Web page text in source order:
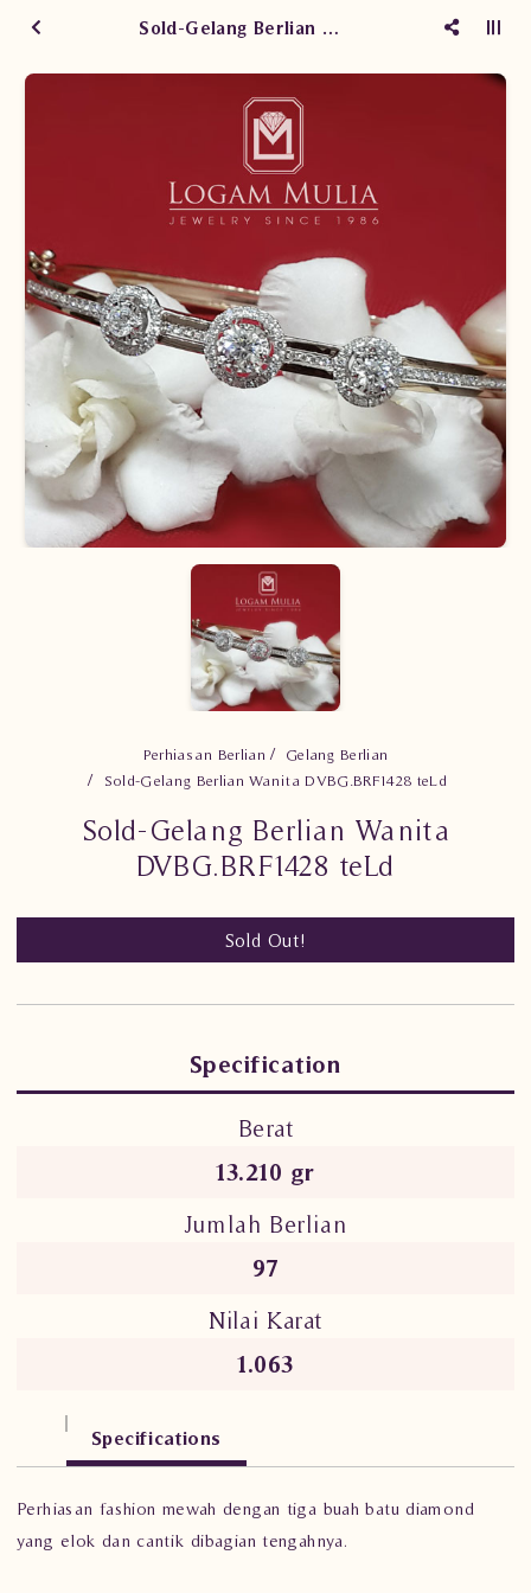
Sold-Gelang Berlian Wanita DVBG.BRF1428 teLd
Perhiasan Berlian
Gelang Berlian
Sold-Gelang Berlian Wanita DVBG.BRF1428 teLd
Sold-Gelang Berlian Wanita
DVBG.BRF1428 teLd
Sold Out!
Specification
Berat
13.210 gr
Jumlah Berlian
97
Nilai Karat
1.063
Specifications
Perhiasan fashion mewah dengan tiga buah batu diamond
yang elok dan cantik dibagian tengahnya.